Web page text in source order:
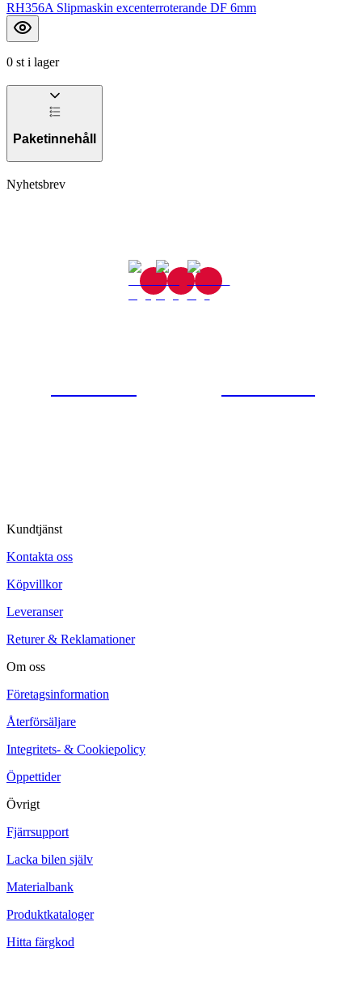
RH356A Slipmaskin excenterroterande DF 6mm
0 st i lager
Paketinnehåll
Nyhetsbrev
Kundtjänst
Kontakta oss
Köpvillkor
Leveranser
Returer & Reklamationer
Om oss
Företagsinformation
Återförsäljare
Integritets- & Cookiepolicy
Öppettider
Övrigt
Fjärrsupport
Lacka bilen själv
Materialbank
Produktkataloger
Hitta färgkod